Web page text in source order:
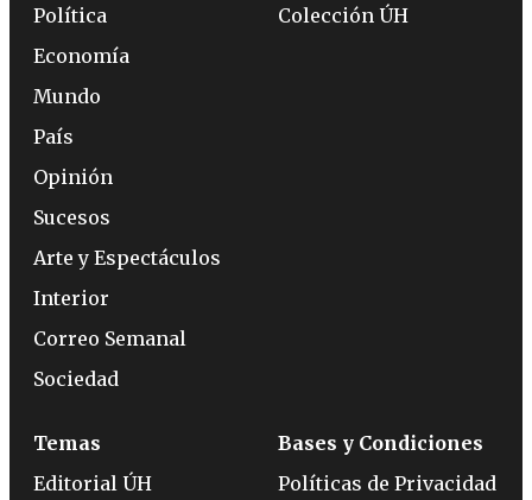
Política
Economía
Mundo
País
Opinión
Sucesos
Arte y Espectáculos
Interior
Correo Semanal
Sociedad
Colección ÚH
Temas
Editorial ÚH
Bases y Condiciones
Políticas de Privacidad